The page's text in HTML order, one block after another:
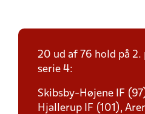
20 ud af 76 hold på 2.
serie 4:
Skibsby-Højene IF
Hjallerup IF (101),